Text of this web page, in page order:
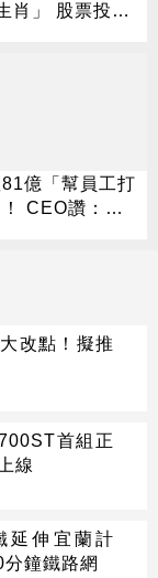
肖」 股票投資
億「幫員工打
CEO讚：一
資
改點！擬推
首組正
線
延伸宜蘭計
鐘鐵路網